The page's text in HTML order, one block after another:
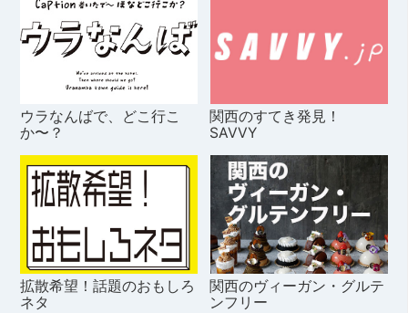
ウラなんばで、どこ行こ
か〜？
関西のすてき発見！
SAVVY
拡散希望！話題のおもしろ
ネタ
関西のヴィーガン・グルテ
ンフリー